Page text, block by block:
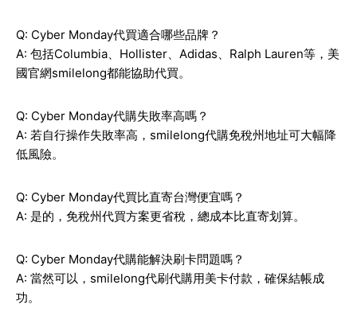
Q: Cyber Monday代買適合哪些品牌？
A: 包括Columbia、Hollister、Adidas、Ralph Lauren等，美
國官網smilelong都能協助代買。
Q: Cyber Monday代購失敗率高嗎？
A: 若自行操作失敗率高，smilelong代購免稅州地址可大幅降
低風險。
Q: Cyber Monday代買比直寄台灣便宜嗎？
A: 是的，免稅州代買方案更省稅，總成本比直寄划算。
Q: Cyber Monday代購能解決刷卡問題嗎？
A: 當然可以，smilelong代刷代購用美卡付款，確保結帳成
功。